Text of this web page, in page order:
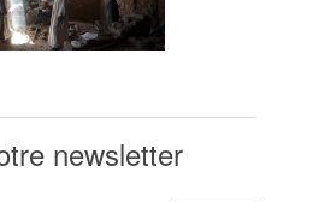
newsletter